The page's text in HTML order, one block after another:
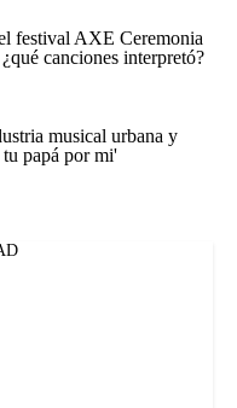
festival AXE Ceremonia
canciones interpretó?
musical urbana y
tu papá por mi'